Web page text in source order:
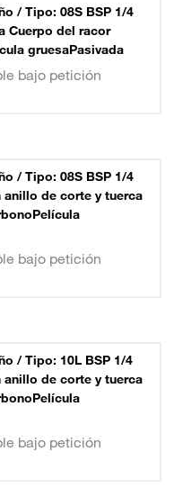
/ Tipo: 08S BSP 1/4
Cuerpo del racor
gruesaPasivada
bajo petición
/ Tipo: 08S BSP 1/4
de corte y tuerca
bajo petición
/ Tipo: 10L BSP 1/4
de corte y tuerca
bajo petición